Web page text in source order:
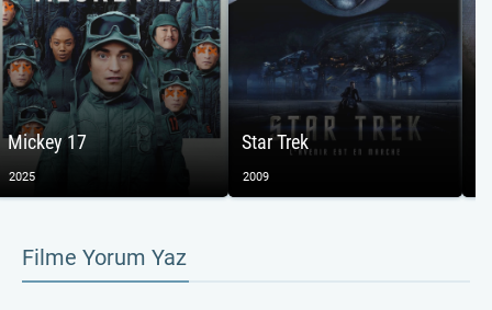
Mickey 17
2025
Star Trek
2009
Filme Yorum Yaz